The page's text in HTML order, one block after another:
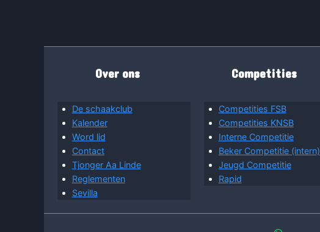
Over ons
De schaakclub
Kalender
Word lid
Contact
Tjonger Aa Linde
Reglementen
Sevilla
Competities
Competities FSB
Competities KNSB
Interne Competitie
Beker Competitie (intern)
Jeugd Competitie
Rapid